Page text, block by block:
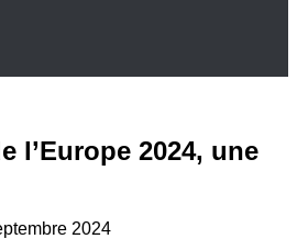
l’Europe 2024, une
2024